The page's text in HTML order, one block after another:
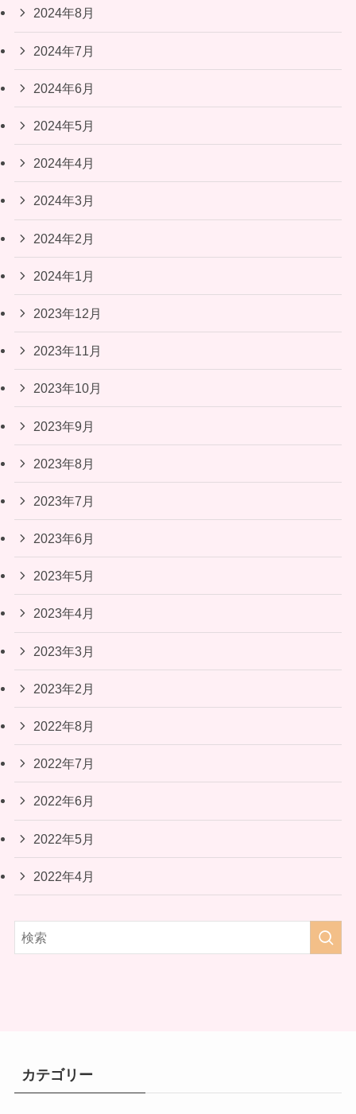
2024年8月
2024年7月
2024年6月
2024年5月
2024年4月
2024年3月
2024年2月
2024年1月
2023年12月
2023年11月
2023年10月
2023年9月
2023年8月
2023年7月
2023年6月
2023年5月
2023年4月
2023年3月
2023年2月
2022年8月
2022年7月
2022年6月
2022年5月
2022年4月
カテゴリー